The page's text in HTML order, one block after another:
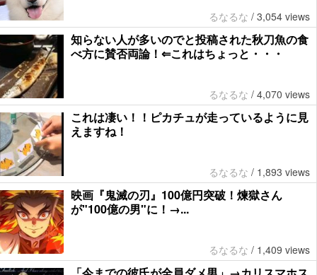
るなるな / 3,054 views
知らない人が多いのでと投稿された秋刀魚の食
べ方に賛否両論！⇐これはちょっと・・・
るなるな / 4,070 views
これは凄い！！ピカチュが走っているように見
えますね！
るなるな / 1,893 views
映画『鬼滅の刃』100億円突破！煉獄さん
が"100億の男"に！→...
るなるな / 1,409 views